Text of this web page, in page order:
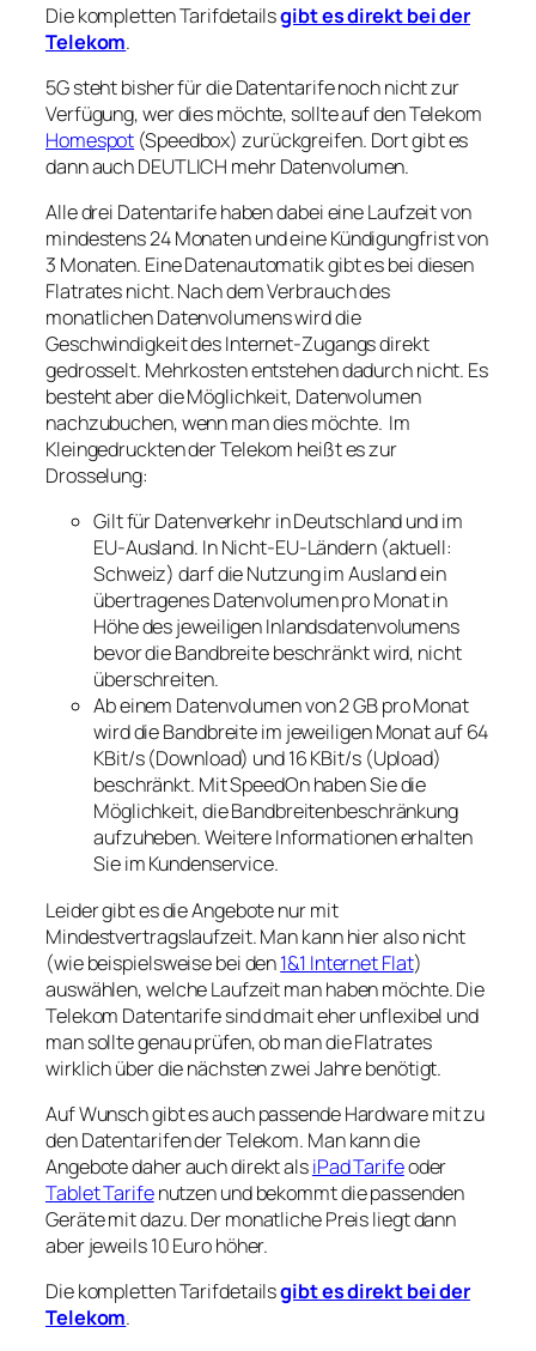
Die kompletten Tarifdetailsgibt es direkt bei der
Telekom.
5G steht bisher für die Datentarife noch nicht zur
Verfügung, wer dies möchte, sollte auf den Telekom
Homespot (Speedbox) zurückgreifen. Dort gibt es
dann auch DEUTLICH mehr Datenvolumen.
Alle drei Datentarife haben dabei eine Laufzeit von
mindestens 24 Monaten und eine Kündigungfrist von
3 Monaten. Eine Datenautomatik gibt es bei diesen
Flatrates nicht. Nach dem Verbrauch des
monatlichen Datenvolumens wird die
Geschwindigkeit des Internet-Zugangs direkt
gedrosselt. Mehrkosten entstehen dadurch nicht. Es
besteht aber die Möglichkeit, Datenvolumen
nachzubuchen, wenn man dies möchte. Im
Kleingedruckten der Telekom heißt es zur
Drosselung:
Gilt für Datenverkehr in Deutschland und im
EU-Ausland. In Nicht-EU-Ländern (aktuell:
Schweiz) darf die Nutzung im Ausland ein
übertragenes Datenvolumen pro Monat in
Höhe des jeweiligen Inlandsdatenvolumens
bevor die Bandbreite beschränkt wird, nicht
überschreiten.
Ab einem Datenvolumen von 2 GB pro Monat
wird die Bandbreite im jeweiligen Monat auf 64
KBit/s (Download) und 16 KBit/s (Upload)
beschränkt. Mit SpeedOn haben Sie die
Möglichkeit, die Bandbreitenbeschränkung
aufzuheben. Weitere Informationen erhalten
Sie im Kundenservice.
Leider gibt es die Angebote nur mit
Mindestvertragslaufzeit. Man kann hier also nicht
(wie beispielsweise bei den1&1 Internet Flat)
auswählen, welche Laufzeit man haben möchte. Die
Telekom Datentarife sind dmait eher unflexibel und
man sollte genau prüfen, ob man die Flatrates
wirklich über die nächsten zwei Jahre benötigt.
Auf Wunsch gibt es auch passende Hardware mit zu
den Datentarifen der Telekom. Man kann die
Angebote daher auch direkt alsiPad Tarifeoder
Tablet Tarifenutzen und bekommt die passenden
Geräte mit dazu. Der monatliche Preis liegt dann
aber jeweils 10 Euro höher.
Die kompletten Tarifdetailsgibt es direkt bei der
Telekom.